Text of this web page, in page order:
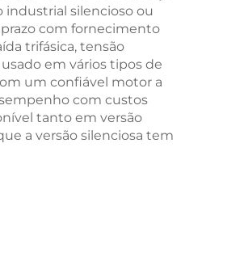
industrial silencioso ou
com fornecimento
trifásica, tensão
em vários tipos de
um confiável motor a
com custos
tanto em versão
a versão silenciosa tem